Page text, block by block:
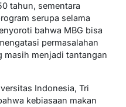
tahun, sementara
serupa selama
bahwa MBG bisa
permasalahan
menjadi tantangan
Indonesia, Tri
kebiasaan makan